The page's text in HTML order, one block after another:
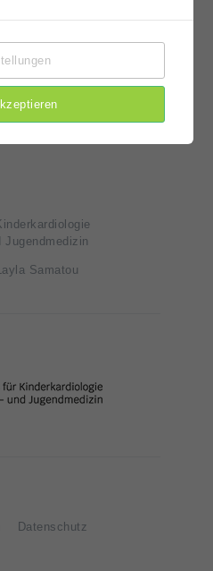
dargestellt, so
Aussage zum
kann.
Jugendmedizin
Samatou
Datenschutz